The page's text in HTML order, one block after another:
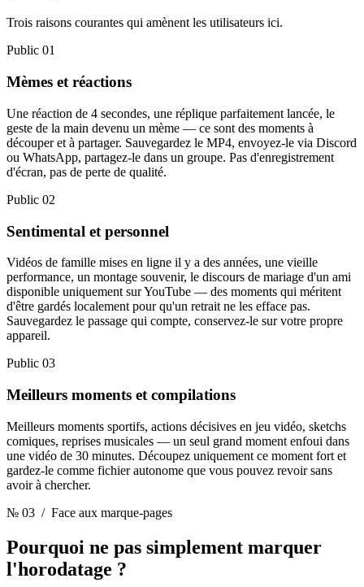
Trois raisons courantes qui amènent les utilisateurs ici.
Public 01
Mèmes et réactions
Une réaction de 4 secondes, une réplique parfaitement lancée, le
geste de la main devenu un mème — ce sont des moments à
découper et à partager. Sauvegardez le MP4, envoyez-le via Discord
ou WhatsApp, partagez-le dans un groupe. Pas d'enregistrement
d'écran, pas de perte de qualité.
Public 02
Sentimental et personnel
Vidéos de famille mises en ligne il y a des années, une vieille
performance, un montage souvenir, le discours de mariage d'un ami
disponible uniquement sur YouTube — des moments qui méritent
d'être gardés localement pour qu'un retrait ne les efface pas.
Sauvegardez le passage qui compte, conservez-le sur votre propre
appareil.
Public 03
Meilleurs moments et compilations
Meilleurs moments sportifs, actions décisives en jeu vidéo, sketchs
comiques, reprises musicales — un seul grand moment enfoui dans
une vidéo de 30 minutes. Découpez uniquement ce moment fort et
gardez-le comme fichier autonome que vous pouvez revoir sans
avoir à chercher.
№ 03 / Face aux marque-pages
Pourquoi ne pas simplement marquer
l'horodatage ?